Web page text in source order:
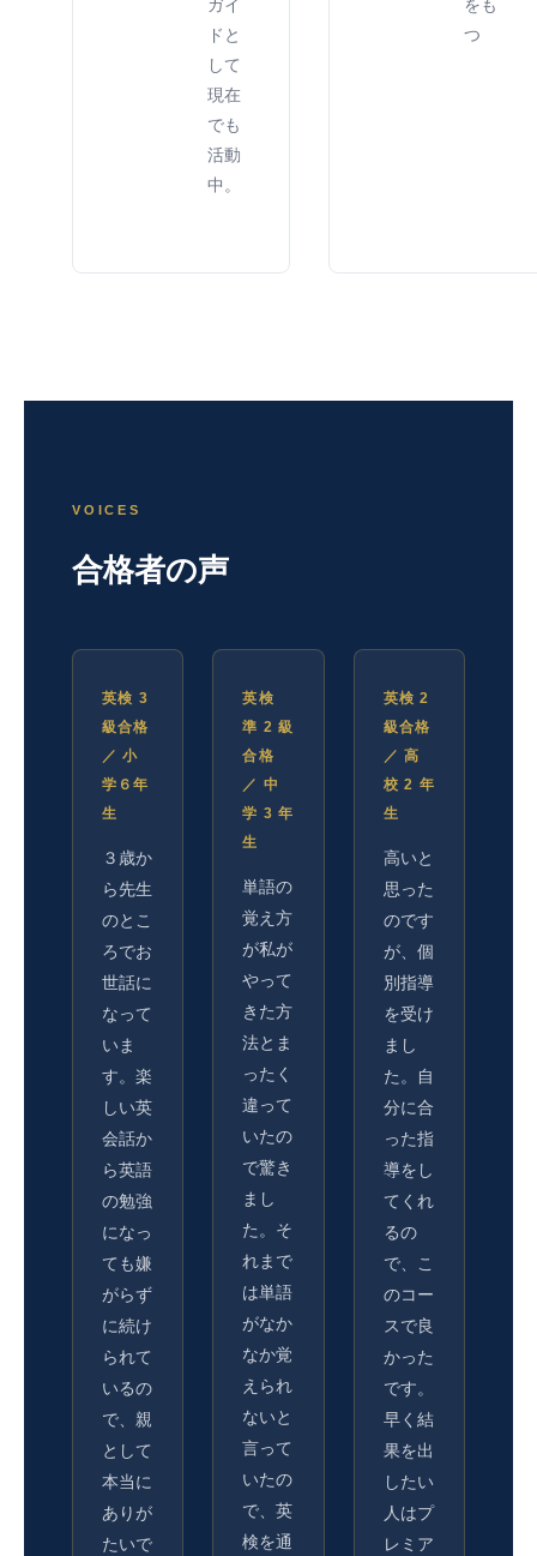
ガイ
ドと
して
現在
でも
活動
中。
をも
つ
VOICES
合格者の声
英検 3
級合格
／ 小
学６年
生
３歳か
ら先生
のとこ
ろでお
世話に
なって
いま
す。楽
しい英
会話か
ら英語
の勉強
になっ
ても嫌
がらず
に続け
られて
いるの
で、親
として
本当に
ありが
たいで
英検
準 2 級
合格
／ 中
学 3 年
生
単語の
覚え方
が私が
やって
きた方
法とま
ったく
違って
いたの
で驚き
まし
た。そ
れまで
は単語
がなか
なか覚
えられ
ないと
言って
いたの
で、英
検を通
英検 2
級合格
／ 高
校 2 年
生
高いと
思った
のです
が、個
別指導
を受け
まし
た。自
分に合
った指
導をし
てくれ
るの
で、こ
のコー
スで良
かった
です。
早く結
果を出
したい
人はプ
レミア